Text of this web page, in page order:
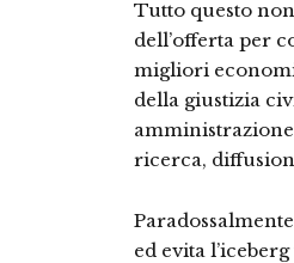
Tutto questo
dell’offerta per
migliori
della giustizia
ricerca,
ed evita